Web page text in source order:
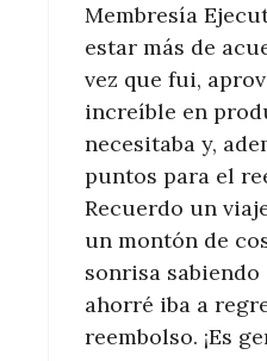
Membresía
estar más de
vez que fui,
increíble en
necesitaba y,
puntos para el
Recuerdo un
un montón de
sonrisa
ahorré iba a
reembolso. ¡Es